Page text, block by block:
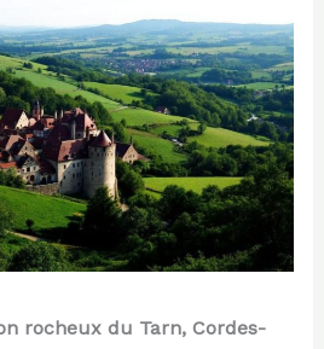
rocheux du Tarn, Cordes-